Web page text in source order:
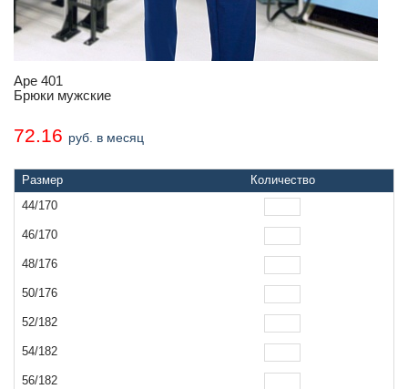
Аре 401
Брюки мужские
72.16 руб. в месяц
Размер
Количество
44/170
46/170
48/176
50/176
52/182
54/182
56/182